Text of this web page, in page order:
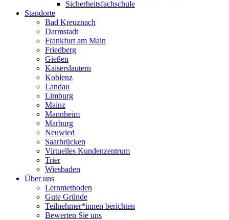
Sicherheitsfachschule
Standorte
Bad Kreuznach
Darmstadt
Frankfurt am Main
Friedberg
Gießen
Kaiserslautern
Koblenz
Landau
Limburg
Mainz
Mannheim
Marburg
Neuwied
Saarbrücken
Virtuelles Kundenzentrum
Trier
Wiesbaden
Über uns
Lernmethoden
Gute Gründe
Teilnehmer*innen berichten
Bewerten Sie uns